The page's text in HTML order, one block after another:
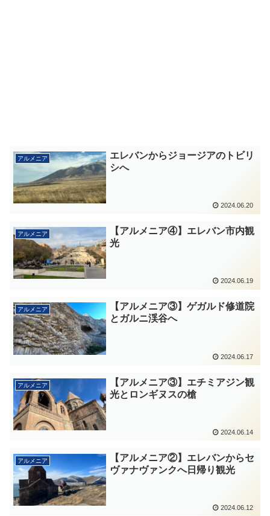
アルメニア
エレバンからジョージアのトビリ
シへ
2024.06.20
アルメニア
【アルメニア④】エレバン市内観
光
2024.06.19
アルメニア
【アルメニア③】ゲガルド修道院
とガルニ渓谷へ
2024.06.17
アルメニア
【アルメニア③】エチミアジン観
光とロンギヌスの槍
2024.06.14
アルメニア
【アルメニア②】エレバンからセ
ヴァナヴァンクへ日帰り観光
2024.06.12